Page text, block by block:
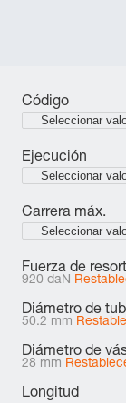
Código
Ejecución
Carrera máx.
Fuerza de
920 daN
Diámetro de
50.2 mm
Diámetro de
28 mm
Longitud